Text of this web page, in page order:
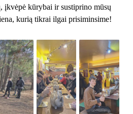
įkvėpė kūrybai ir sustiprino mūsų
kurią tikrai ilgai prisiminsime!